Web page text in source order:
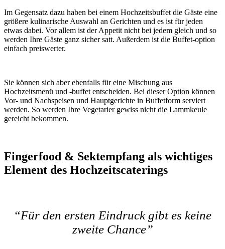
Im Gegensatz dazu haben bei einem Hochzeitsbuffet die Gäste eine
größere kulinarische Auswahl an Gerichten und es ist für jeden
etwas dabei. Vor allem ist der Appetit nicht bei jedem gleich und so
werden Ihre Gäste ganz sicher satt. Außerdem ist die Buffet-option
einfach preiswerter.
Sie können sich aber ebenfalls für eine Mischung aus
Hochzeitsmenü und -buffet entscheiden. Bei dieser Option können
Vor- und Nachspeisen und Hauptgerichte in Buffetform serviert
werden. So werden Ihre Vegetarier gewiss nicht die Lammkeule
gereicht bekommen.
Fingerfood & Sektempfang als wichtiges
Element des Hochzeitscaterings
“Für den ersten Eindruck gibt es keine
zweite Chance”